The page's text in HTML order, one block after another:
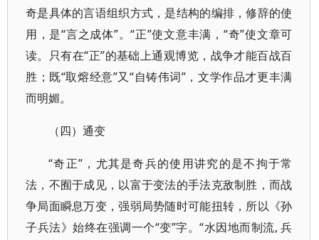
奇是具体的言语组织方式，是结构的编排，修辞的使
用，是“言之成体”。“正”使文意丰满，“奇”使文章可
读。只有在“正”的基础上通观博览，战争才能百战百
胜；既“取熔经意”又“自铸伟词”，文学作品才更丰满
而明媚。
（四）通变
“奇正”，尤其是奇兵的使用讲究的是不拘于常
法，不囿于成见，以富于变法的手法克敌制胜，而战
争局面瞬息万变，强弱局势随时可能扭转，所以《孙
子兵法》始终在强调一个“变”字。“水因地而制流, 兵